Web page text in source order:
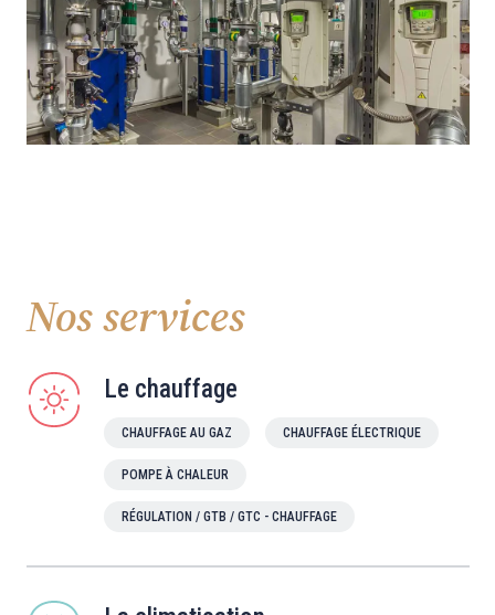
Nos services
Le chauffage
CHAUFFAGE AU GAZ CHAUFFAGE ÉLECTRIQUE
POMPE À CHALEUR
RÉGULATION / GTB / GTC - CHAUFFAGE